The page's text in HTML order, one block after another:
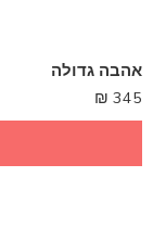
אהבה גדולה
345
₪